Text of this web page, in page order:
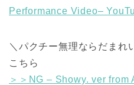
Performance Video–
＼パクチー無理ならだまれ
こちら
＞＞NG – Showy. ver from